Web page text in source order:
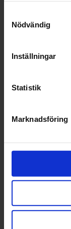
Nödvändig
Inställningar
Statistik
Marknadsföring
Med
du betala